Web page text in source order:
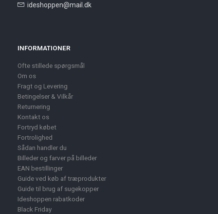
ideshoppen@mail.dk
INFORMATIONER
Ofte stillede spørgsmål
Om os
Fragt og Levering
Betingelser & Vilkår
Returnering
Kontakt os
Fortryd købet
Fortrolighed
Sådan handler du
Billeder og farver på billeder
EAN bestillinger
Guide ved køb af træprodukter
Guide til brug af sugekopper
Ideshoppen rabatkoder
Black Friday